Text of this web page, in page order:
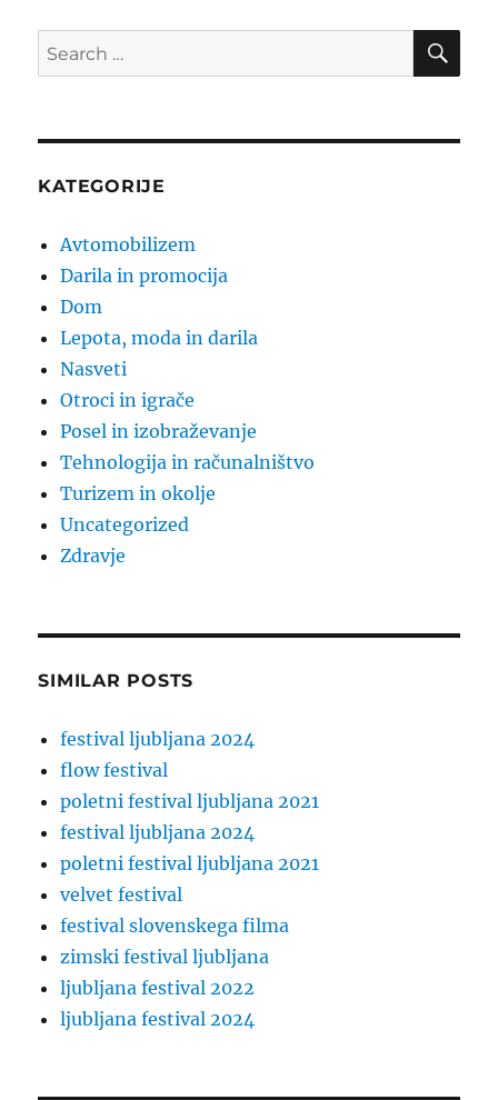
Search
for:
KATEGORIJE
Avtomobilizem
Darila in promocija
Dom
Lepota, moda in darila
Nasveti
Otroci in igrače
Posel in izobraževanje
Tehnologija in računalništvo
Turizem in okolje
Uncategorized
Zdravje
SIMILAR POSTS
festival ljubljana 2024
flow festival
poletni festival ljubljana 2021
festival ljubljana 2024
poletni festival ljubljana 2021
velvet festival
festival slovenskega filma
zimski festival ljubljana
ljubljana festival 2022
ljubljana festival 2024